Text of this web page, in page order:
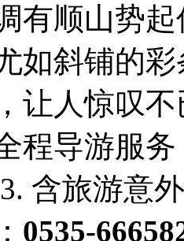
有顺山势
如斜铺的
让人惊叹
程导游服
含旅游意
0535-